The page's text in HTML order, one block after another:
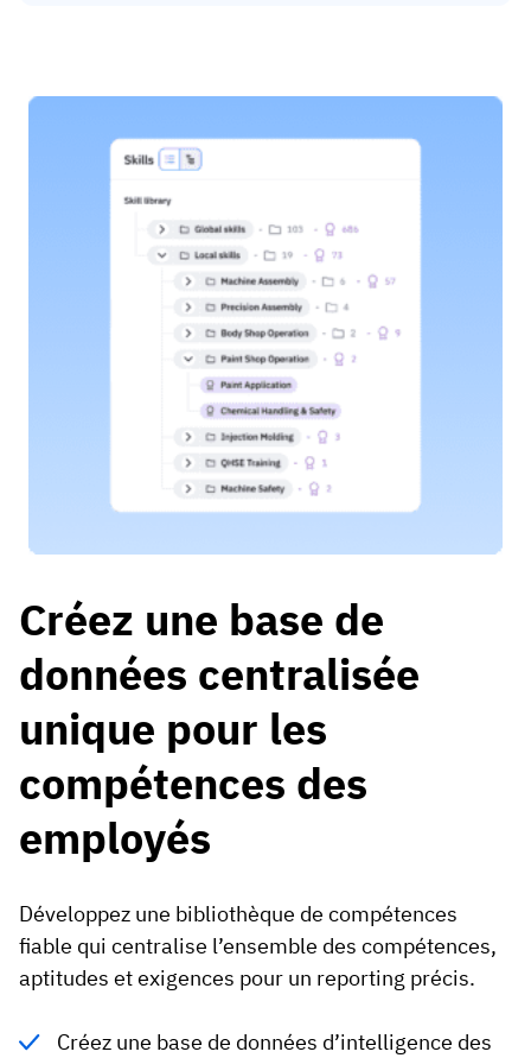
Créez une base de
données centralisée
unique pour les
compétences des
employés
Développez une bibliothèque de compétences
fiable qui centralise l’ensemble des compétences,
aptitudes et exigences pour un reporting précis.
Créez une base de données d’intelligence des